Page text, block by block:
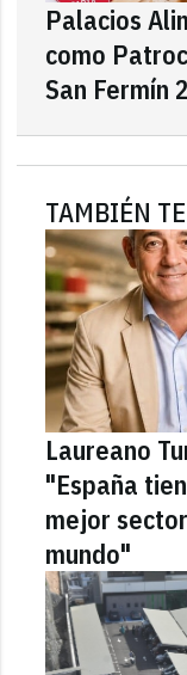
Palacios
como
San Fermín
TAMBIÉN
Laureano
"España
mejor
mundo"